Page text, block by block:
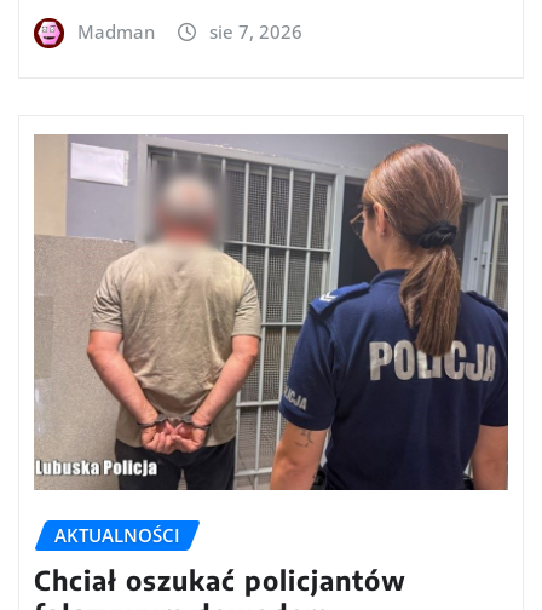
Madman sie 7, 2026
AKTUALNOŚCI
Chciał oszukać policjantów